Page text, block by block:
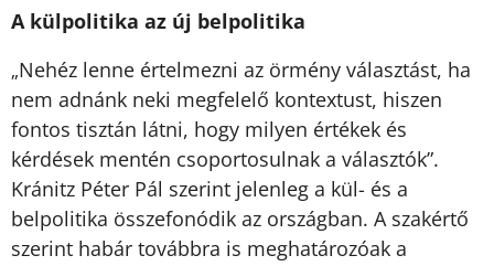
A külpolitika az új belpolitika
„Nehéz lenne értelmezni az örmény választást, ha
nem adnánk neki megfelelő kontextust, hiszen
fontos tisztán látni, hogy milyen értékek és
kérdések mentén csoportosulnak a választók”.
Kránitz Péter Pál szerint jelenleg a kül- és a
belpolitika összefonódik az országban. A szakértő
szerint habár továbbra is meghatározóak a